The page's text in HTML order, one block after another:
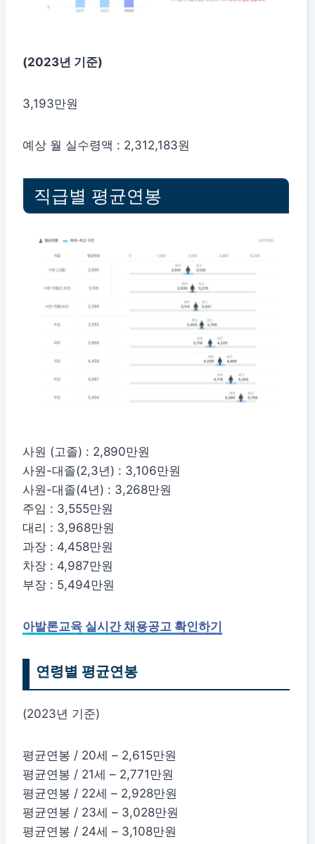
(2023년 기준)
3,193만원
예상 월 실수령액 : 2,312,183원
직급별 평균연봉
사원 (고졸) : 2,890만원
사원-대졸(2,3년) : 3,106만원
사원-대졸(4년) : 3,268만원
주임 : 3,555만원
대리 : 3,968만원
과장 : 4,458만원
차장 : 4,987만원
부장 : 5,494만원
아발론교육 실시간 채용공고 확인하기
연령별 평균연봉
(2023년 기준)
평균연봉 / 20세 – 2,615만원
평균연봉 / 21세 – 2,771만원
평균연봉 / 22세 – 2,928만원
평균연봉 / 23세 – 3,028만원
평균연봉 / 24세 – 3,108만원